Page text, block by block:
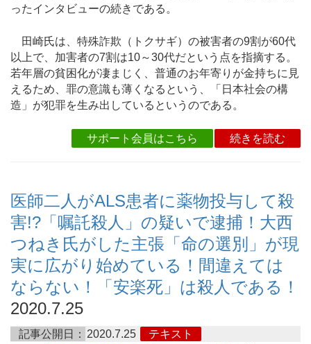
ったインタビューの続きである。
田崎氏は、特殊詐欺（トクサギ）の被害者の9割が60代
以上で、加害者の7割は10～30代だという点を指摘する。
若年層の貧困化が凄まじく、普通のお年寄りが金持ちに見
えるため、罪の意識も薄くなるという、「日本社会の構
造」が犯罪を生み出しているというのである。
サポート会員はこちら 続きを読む
医師二人がALS患者に薬物投与して殺
害!?「嘱託殺人」の疑いで逮捕！大西
つねき氏がした主張「命の選別」が現
実に広がり始めている！間違えては
ならない！「安楽死」は殺人である！
2020.7.25
記事公開日： 2020.7.25 テキスト